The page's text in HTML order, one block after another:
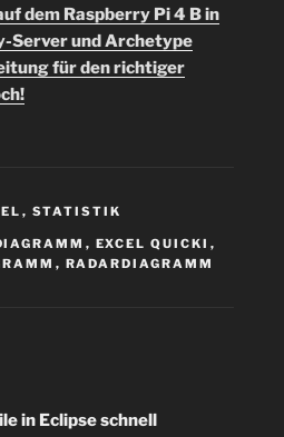
dem Raspberry Pi 4 B in
Server und Archetype
für den richtiger
, STATISTIK
, EXCEL QUICKI ,
, RADARDIAGRAMM
in Eclipse schnell